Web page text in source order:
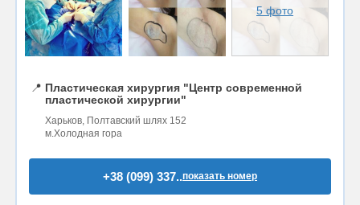
5 фото
📍 Пластическая хирургия "Центр современной
пластической хирургии"
Харьков, Полтавский шлях 152
м.Холодная гора
+38 (099) 337..показать номер